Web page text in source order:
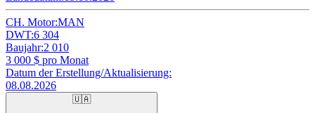
CH. Motor:MAN
DWT:6 304
Baujahr:2 010
3 000 $ pro Monat
Datum der Erstellung/Aktualisierung:
08.08.2026
🇺🇦